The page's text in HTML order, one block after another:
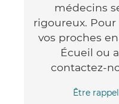
médecins
rigoureux.
vos proches
Écueil ou
contactez-
Être